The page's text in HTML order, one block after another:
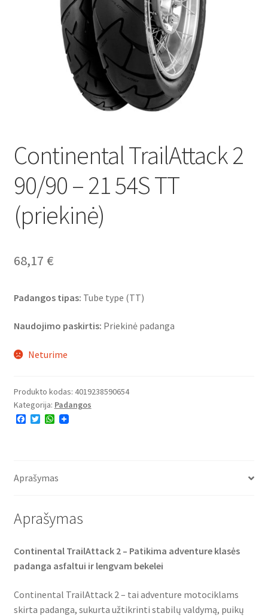
Continental TrailAttack 2
90/90 – 21 54S TT
(priekinė)
68,17 €
Padangos tipas: Tube type (TT)
Naudojimo paskirtis: Priekinė padanga
Neturime
Produkto kodas: 4019238590654
Kategorija: Padangos
F
o
T
r
W
p
Aprašymas
Aprašymas
Continental TrailAttack 2 – Patikima adventure klasės
padanga asfaltui ir lengvam bekelei
Continental TrailAttack 2 – tai adventure motociklams
skirta padanga, sukurta užtikrinti stabilų valdymą, puikų